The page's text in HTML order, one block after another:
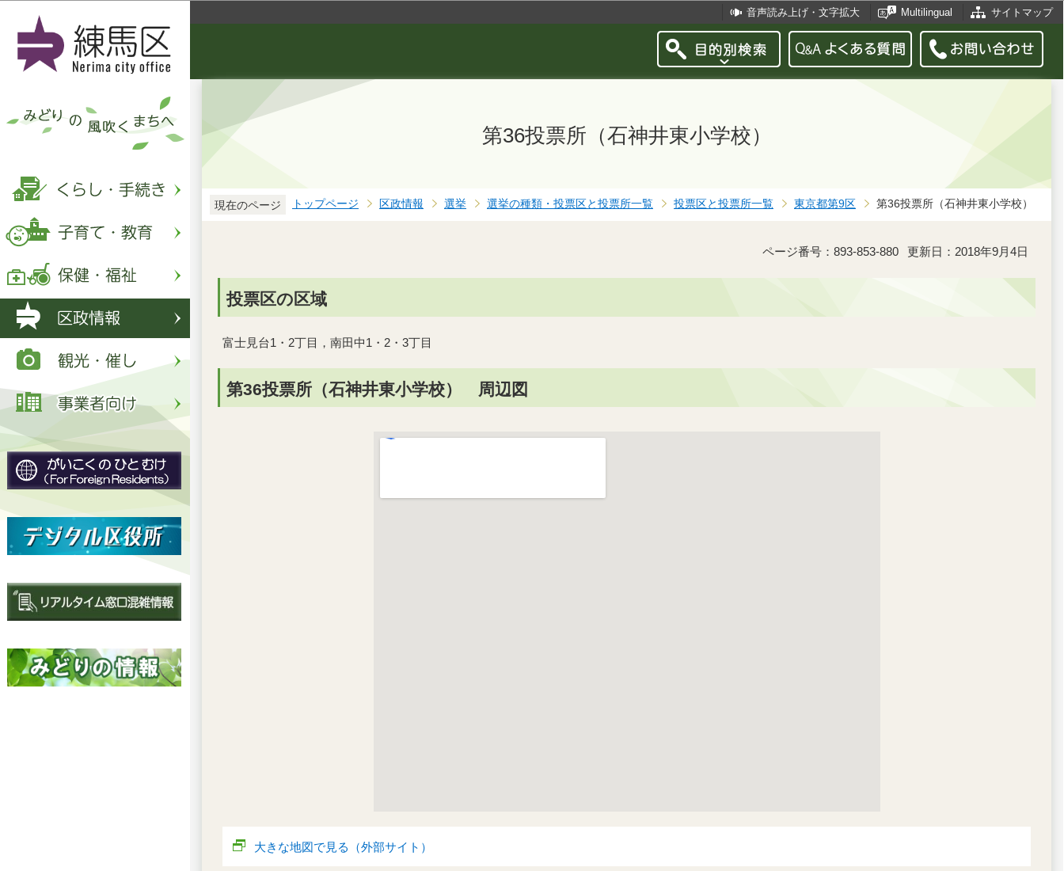
音声読み上げ・文字拡大 Multilingual サイトマップ
第36投票所（石神井東小学校）
現在のページ トップページ 区政情報 選挙 選挙の種類・投票区と投票所一覧 投票区と投票所一覧 東京都第9区 第36投票所（石神井東小学校）
ページ番号：893-853-880 更新日：2018年9月4日
投票区の区域
富士見台1・2丁目，南田中1・2・3丁目
第36投票所（石神井東小学校） 周辺図
大きな地図で見る（外部サイト）